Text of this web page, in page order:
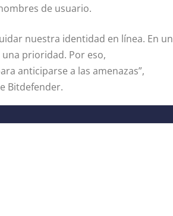
de usuario.
nuestra identidad en línea. En un
prioridad. Por eso,
anticiparse a las amenazas”,
Bitdefender.